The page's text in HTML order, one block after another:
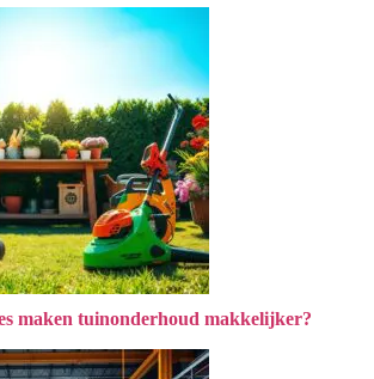
maken tuinonderhoud makkelijker?